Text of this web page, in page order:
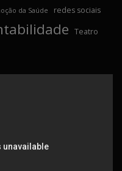
da Saúde redes sociais
Teatro